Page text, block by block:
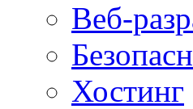
Веб-
Хостинг